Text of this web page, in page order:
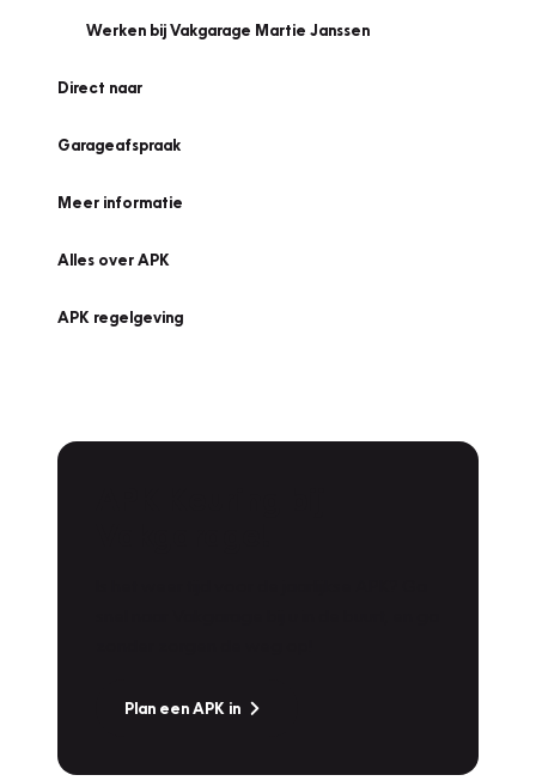
Werken bij Vakgarage Martie Janssen
Direct naar
Garageafspraak
Meer informatie
Alles over APK
APK regelgeving
Plan een APK in